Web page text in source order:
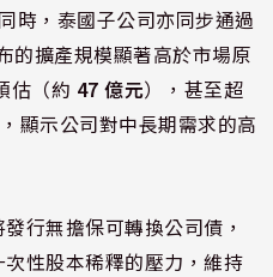
時，泰國子公司亦同步通過
的擴產規模顯著高於市場原
估（約 47 億元），甚至超
顯示公司對中長期需求的高
行無擔保可轉換公司債，
性股本稀釋的壓力，維持